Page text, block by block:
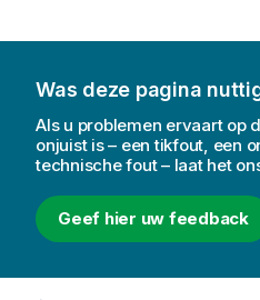
Was deze pagina
Als u problemen ervaart op
onjuist is – een tikfout, een
technische fout – laat het
Geef hier uw feedback